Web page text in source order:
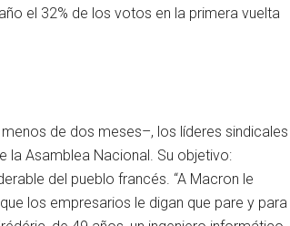
el 32% de los votos en la primera vuelta
de dos meses–, los líderes sindicales
la Asamblea Nacional. Su objetivo:
del pueblo francés. “A Macron le
los empresarios le digan que pare y para